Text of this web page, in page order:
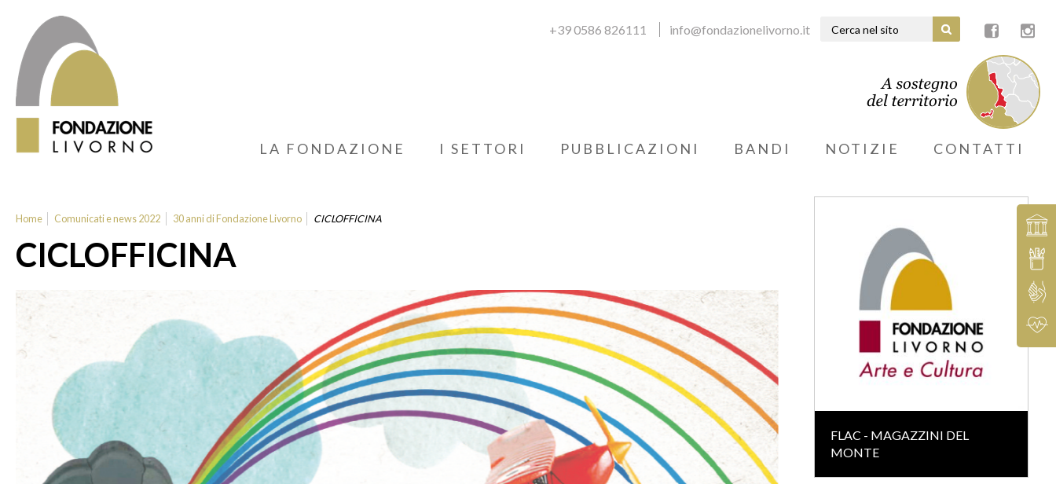
+39 0586 826111 info@fondazionelivorno.it
LA FONDAZIONE I SETTORI PUBBLICAZIONI BANDI NOTIZIE CONTATTI
Home Comunicati e news 2022 30 anni di Fondazione Livorno CICLOFFICINA
CICLOFFICINA
FLAC - MAGAZZINI DEL
MONTE